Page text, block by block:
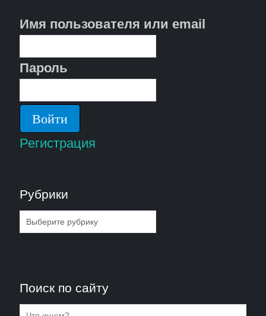
Имя пользователя или email
Пароль
Регистрация
Рубрики
Рубрики
Поиск по сайту